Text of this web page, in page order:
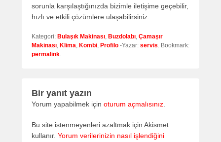
sorunla karşılaştığınızda bizimle iletişime geçebilir,
hızlı ve etkili çözümlere ulaşabilirsiniz.
Kategori: Bulaşık Makinası, Buzdolabı, Çamaşır
Makinası, Klima, Kombi, Profilo -Yazar: servis. Bookmark:
permalink.
Bir yanıt yazın
Yorum yapabilmek için oturum açmalısınız.
Bu site istenmeyenleri azaltmak için Akismet
kullanır. Yorum verilerinizin nasıl işlendiğini